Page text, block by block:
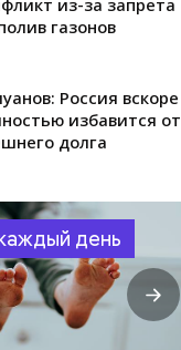
газонов
Россия вскоре
избавится от
долга
день